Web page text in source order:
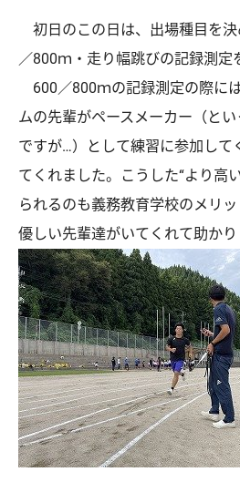
初日のこの日は、出場種目を
／800ｍ・走り幅跳びの記録測定
600／800ｍの記録測定の際に
ムの先輩がペースメーカー（と
ですが…）として練習に参加して
てくれました。こうした“より高
られるのも義務教育学校のメリ
優しい先輩達がいてくれて助かり